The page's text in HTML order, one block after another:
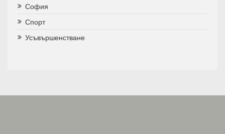
София
Спорт
Усъвършенстване